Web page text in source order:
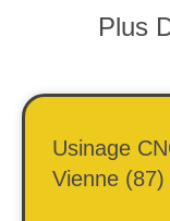
Plus
Usinage
Vienne